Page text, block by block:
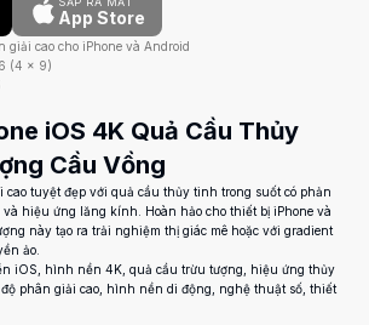
App Store
cao cho iPhone và Android
(4 × 9)
iOS 4K Quả Cầu Thủy
Cầu Vồng
tuyệt đẹp với quả cầu thủy tinh trong suốt có phản
hiệu ứng lăng kính. Hoàn hảo cho thiết bị iPhone và
này tạo ra trải nghiệm thị giác mê hoặc với gradient
ảo.
iOS, hình nền 4K, quả cầu trừu tượng, hiệu ứng thủy
phân giải cao, hình nền di động, nghệ thuật số, thiết